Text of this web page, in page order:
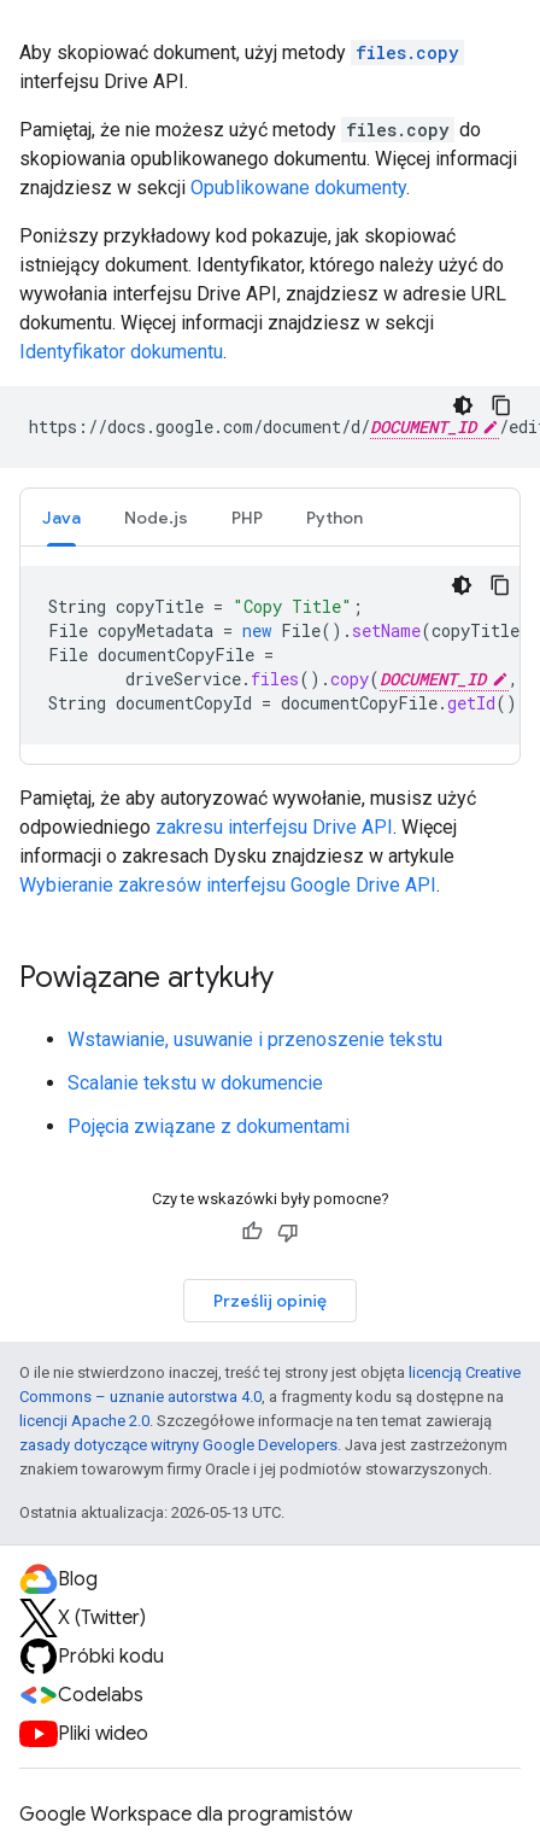
Aby skopiować dokument, użyj metody files.copy
interfejsu Drive API.
Pamiętaj, że nie możesz użyć metody files.copy do
skopiowania opublikowanego dokumentu. Więcej informacji
znajdziesz w sekcji Opublikowane dokumenty.
Poniższy przykładowy kod pokazuje, jak skopiować
istniejący dokument. Identyfikator, którego należy użyć do
wywołania interfejsu Drive API, znajdziesz w adresie URL
dokumentu. Więcej informacji znajdziesz w sekcji
Identyfikator dokumentu.
https://docs.google.com/document/d/DOCUMENT_ID
Java Node.js PHP Python
String copyTitle = "Copy Title" ;
File copyMetadata = new File(). setName(copyTitle
File documentCopyFile =
driveService. files().copy(DOCUMENT_ID ,
String documentCopyId = documentCopyFile.getId();
Pamiętaj, że aby autoryzować wywołanie, musisz użyć
odpowiedniego zakresu interfejsu Drive API. Więcej
informacji o zakresach Dysku znajdziesz w artykule
Wybieranie zakresów interfejsu Google Drive API.
Powiązane artykuły
Wstawianie, usuwanie i przenoszenie tekstu
Scalanie tekstu w dokumencie
Pojęcia związane z dokumentami
Czy te wskazówki były pomocne?
Prześlij opinię
O ile nie stwierdzono inaczej, treść tej strony jest objęta licencją Creative
Commons – uznanie autorstwa 4.0, a fragmenty kodu są dostępne na
licencji Apache 2.0. Szczegółowe informacje na ten temat zawierają
zasady dotyczące witryny Google Developers. Java jest zastrzeżonym
znakiem towarowym firmy Oracle i jej podmiotów stowarzyszonych.
Ostatnia aktualizacja: 2026-05-13 UTC.
Blog
X (Twitter)
Próbki kodu
Codelabs
Pliki wideo
Google Workspace dla programistów